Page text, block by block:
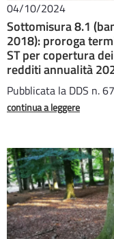
04/10/2024
Sottomisura 8.1
2018): proroga
ST per copertura
redditi annualità
Pubblicata la DDS n.
continua a leggere